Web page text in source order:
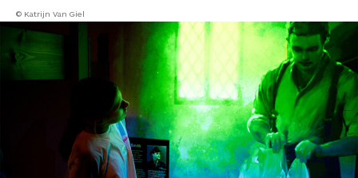
© Katrijn Van Giel